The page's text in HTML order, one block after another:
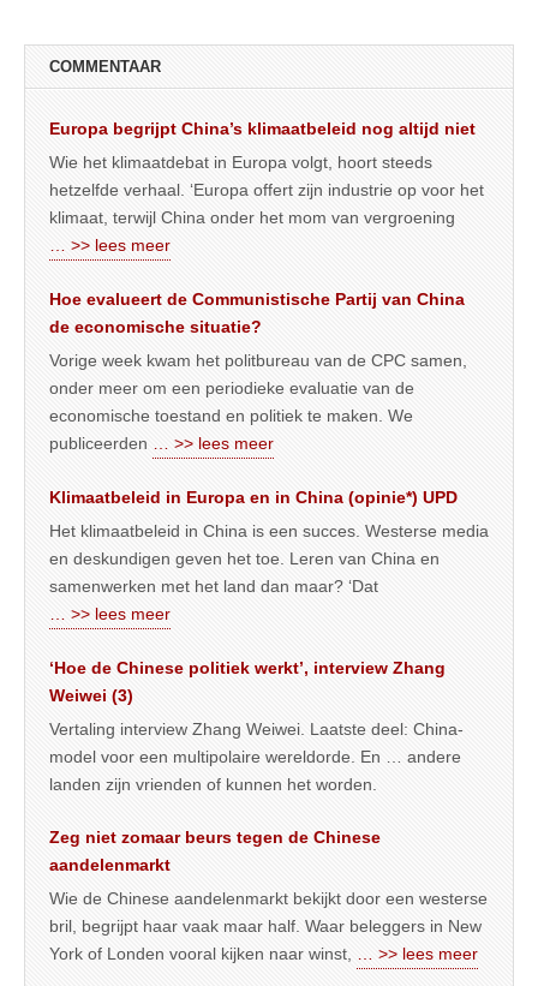
COMMENTAAR
Europa begrijpt China’s klimaatbeleid nog altijd niet
Wie het klimaatdebat in Europa volgt, hoort steeds
hetzelfde verhaal. ‘Europa offert zijn industrie op voor het
klimaat, terwijl China onder het mom van vergroening
… >> lees meer
Hoe evalueert de Communistische Partij van China
de economische situatie?
Vorige week kwam het politbureau van de CPC samen,
onder meer om een periodieke evaluatie van de
economische toestand en politiek te maken. We
publiceerden
… >> lees meer
Klimaatbeleid in Europa en in China (opinie*) UPD
Het klimaatbeleid in China is een succes. Westerse media
en deskundigen geven het toe. Leren van China en
samenwerken met het land dan maar? ‘Dat
… >> lees meer
‘Hoe de Chinese politiek werkt’, interview Zhang
Weiwei (3)
Vertaling interview Zhang Weiwei. Laatste deel: China-
model voor een multipolaire wereldorde. En … andere
landen zijn vrienden of kunnen het worden.
Zeg niet zomaar beurs tegen de Chinese
aandelenmarkt
Wie de Chinese aandelenmarkt bekijkt door een westerse
bril, begrijpt haar vaak maar half. Waar beleggers in New
York of Londen vooral kijken naar winst,
… >> lees meer